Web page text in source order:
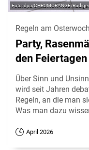
dpa/CHROMORANGE/
Regeln am
Party,
den
Über Sinn und
wird seit Jahren
Regeln, an die man
Was man dazu
April 2026